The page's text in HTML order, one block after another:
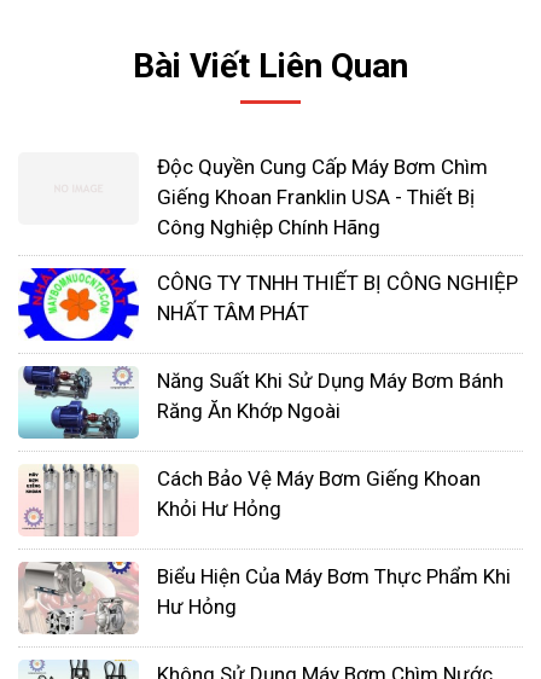
Bài Viết Liên Quan
Độc Quyền Cung Cấp Máy Bơm Chìm
Giếng Khoan Franklin USA - Thiết Bị
Công Nghiệp Chính Hãng
CÔNG TY TNHH THIẾT BỊ CÔNG NGHIỆP
NHẤT TÂM PHÁT
Năng Suất Khi Sử Dụng Máy Bơm Bánh
Răng Ăn Khớp Ngoài
Cách Bảo Vệ Máy Bơm Giếng Khoan
Khỏi Hư Hỏng
Biểu Hiện Của Máy Bơm Thực Phẩm Khi
Hư Hỏng
Không Sử Dụng Máy Bơm Chìm Nước